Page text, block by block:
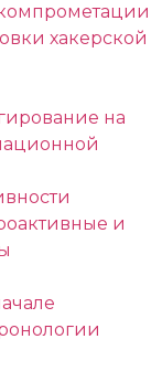
хакерской
на
и